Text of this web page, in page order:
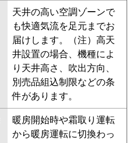
天井の高い空調ゾーンで
も快適気流を足元までお
届けします。（注）高天
井設置の場合、機種によ
り天井高さ、吹出方向、
別売品組込制限などの条
件があります。
暖房開始時や霜取り運転
から暖房運転に切換わっ